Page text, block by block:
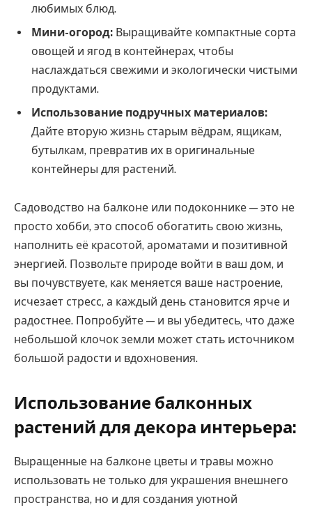
любимых блюд.
Мини-огород: Выращивайте компактные сорта
овощей и ягод в контейнерах, чтобы
наслаждаться свежими и экологически чистыми
продуктами.
Использование подручных материалов:
Дайте вторую жизнь старым вёдрам, ящикам,
бутылкам, превратив их в оригинальные
контейнеры для растений.
Садоводство на балконе или подоконнике — это не
просто хобби, это способ обогатить свою жизнь,
наполнить её красотой, ароматами и позитивной
энергией. Позвольте природе войти в ваш дом, и
вы почувствуете, как меняется ваше настроение,
исчезает стресс, а каждый день становится ярче и
радостнее. Попробуйте — и вы убедитесь, что даже
небольшой клочок земли может стать источником
большой радости и вдохновения.
Использование балконных
растений для декора интерьера:
Выращенные на балконе цветы и травы можно
использовать не только для украшения внешнего
пространства, но и для создания уютной